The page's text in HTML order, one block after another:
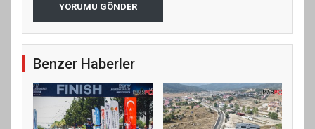
YORUMU GÖNDER
Benzer Haberler